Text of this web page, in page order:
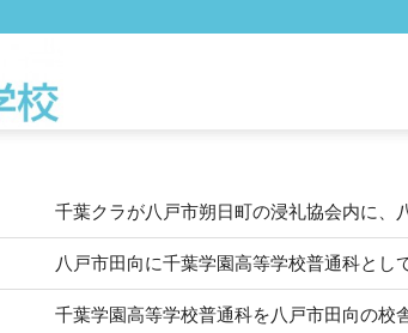
高
千葉クラが八戸市朔日町の浸礼協会内に、
八戸市田向に千葉学園高等学校普通科とし
千葉学園高等学校普通科を八戸市田向の校